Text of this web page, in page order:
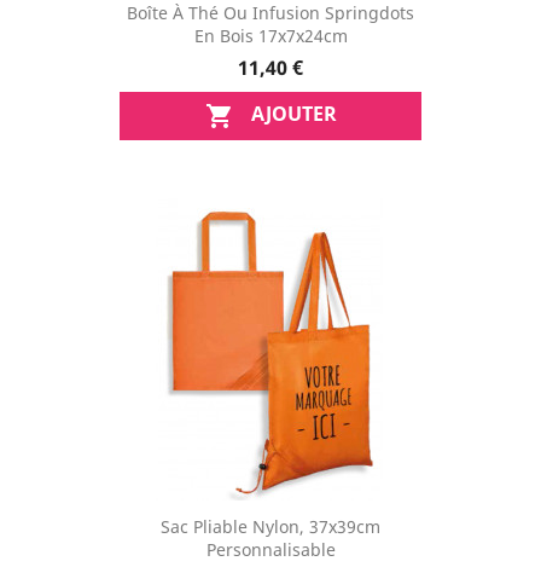
Boîte À Thé Ou Infusion Springdots
En Bois 17x7x24cm
11,40 €
 AJOUTER
Sac Pliable Nylon, 37x39cm
Personnalisable